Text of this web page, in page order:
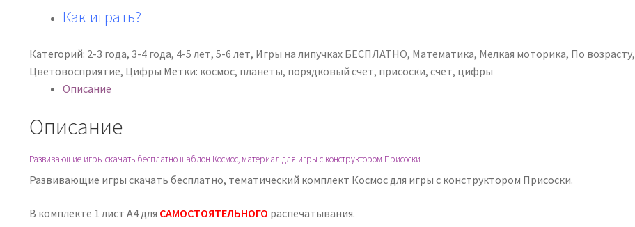
порядковыйКак играть?
Категорий: 2-3 года, 3-4 года, 4-5 лет, 5-6 лет, Игры на липучках БЕСПЛАТНО, Математика, Мелкая моторика, По возрасту,
Цветовосприятие, Цифры Метки: космос, планеты, порядковый счет, присоски, счет, цифры
Описание
Описание
Развивающие игры скачать бесплатно шаблон Космос, материал для игры с конструктором Присоски
Развивающие игры скачать бесплатно, тематический комплект Космос для игры с конструктором Присоски.
В комплекте 1 лист А4 для САМОСТОЯТЕЛЬНОГО распечатывания.